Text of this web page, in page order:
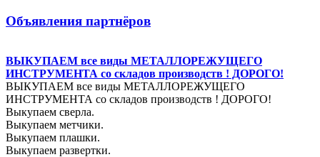
Объявления партнёров
ВЫКУПАЕМ все виды МЕТАЛЛОРЕЖУЩЕГО
ИНСТРУМЕНТА со складов производств ! ДОРОГО!
ВЫКУПАЕМ все виды МЕТАЛЛОРЕЖУЩЕГО
ИНСТРУМЕНТА со складов производств ! ДОРОГО!
Выкупаем сверла.
Выкупаем метчики.
Выкупаем плашки.
Выкупаем развертки.